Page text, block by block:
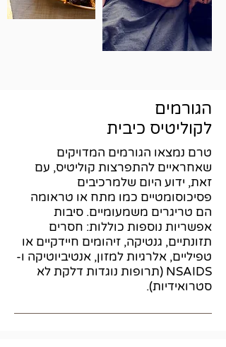
הגורמים
לקוליטיס כיבית
טרם נמצאו הגורמים המדויקים
שאחראיים להתפרצות קוליטיס, עם
זאת, ידוע היום שלמרכיבים
פסיכוסומטיים כמו מתח או טראומה
הם טריגרים משמעומיים. סיבות
אפשריות נוספות כוללות: חסרים
תזונתיים, גנטיקה, זיהומים חיידקיים או
טפיליים, אלרגיות למזון, אנטיביוטיקה ו-
NSAIDS (תרופות נוגדות דלקת לא
סטרואידיות).